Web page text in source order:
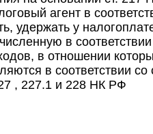
агент в
удержать у
в
в отношении
в соответствии со
, 227.1 и 228 НК РФ